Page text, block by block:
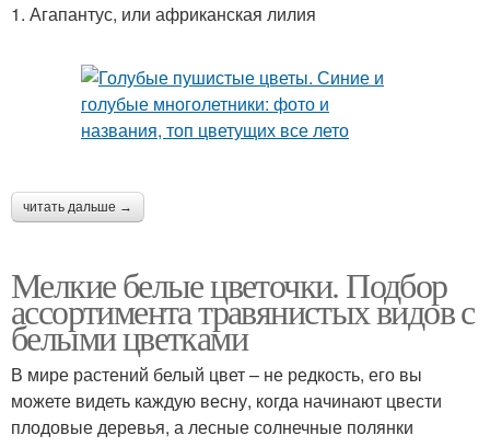
1. Агапантус, или африканская лилия
читать дальше →
Мелкие белые цветочки. Подбор
ассортимента травянистых видов с
белыми цветками
В мире растений белый цвет – не редкость, его вы
можете видеть каждую весну, когда начинают цвести
плодовые деревья, а лесные солнечные полянки